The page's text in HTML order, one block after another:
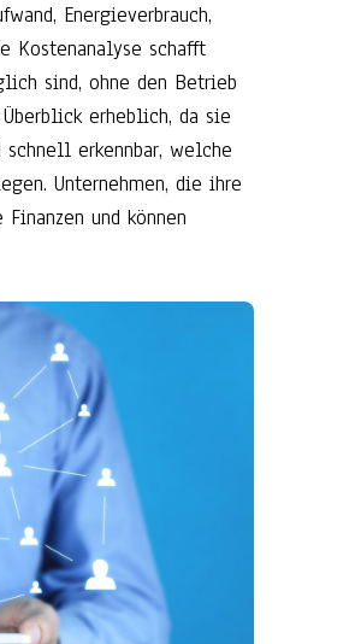
Energieverbrauch,
Kostenanalyse schafft
sind, ohne den Betrieb
erheblich, da sie
erkennbar, welche
Unternehmen, die ihre
und können